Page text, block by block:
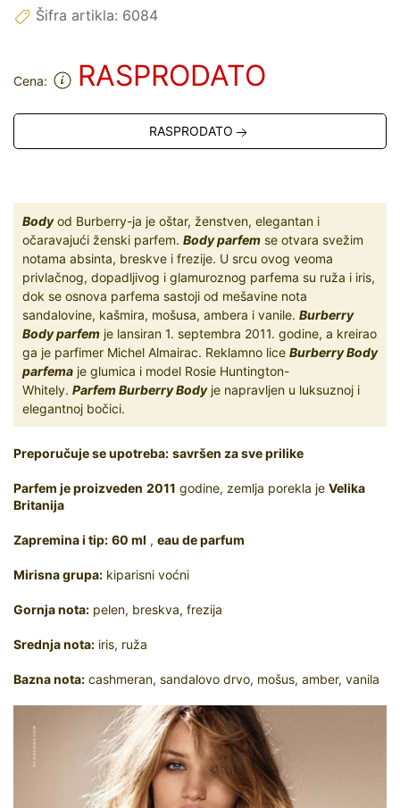
Šifra artikla: 6084
Cena: RASPRODATO
RASPRODATO
Bodyod Burberry-ja je oštar, ženstven, elegantan i
očaravajući ženski parfem. Body parfem se otvara svežim
notama absinta, breskve i frezije. U srcu ovog veoma
privlačnog, dopadljivog i glamuroznog parfema su ruža i iris,
dok se osnova parfema sastoji od mešavine nota
sandalovine, kašmira, mošusa, ambera i vanile. Burberry
Body parfem je lansiran 1. septembra 2011. godine, a kreirao
ga je parfimer Michel Almairac. Reklamno lice Burberry Body
parfema je glumica i model Rosie Huntington-
Whitely. Parfem Burberry Bodyje napravljen u luksuznoj i
elegantnoj bočici.
Preporučuje se upotreba: savršen za sve prilike
Parfem je proizveden 2011 godine, zemlja porekla je Velika
Britanija
Zapremina i tip: 60 ml , eau de parfum
Mirisna grupa: kiparisni voćni
Gornja nota: pelen, breskva, frezija
Srednja nota: iris, ruža
Bazna nota: cashmeran, sandalovo drvo, mošus, amber, vanila